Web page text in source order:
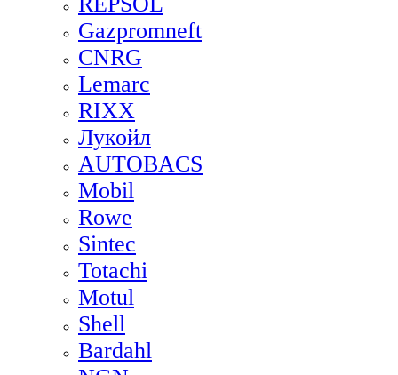
Gazpromneft
CNRG
Lemarc
RIXX
Лукойл
AUTOBACS
Mobil
Rowe
Sintec
Totachi
Motul
Shell
Bardahl